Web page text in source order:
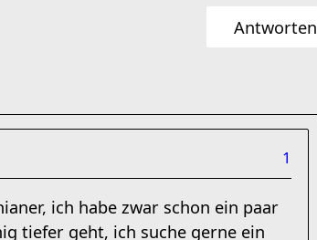
Antworten
1
ich habe zwar schon ein paar
tiefer geht, ich suche gerne ein